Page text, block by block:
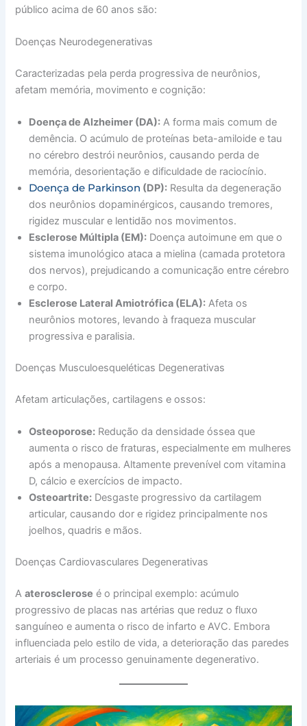
público acima de 60 anos são:
Doenças Neurodegenerativas
Caracterizadas pela perda progressiva de neurônios,
afetam memória, movimento e cognição:
Doença de Alzheimer (DA): A forma mais comum de
demência. O acúmulo de proteínas beta-amiloide e tau
no cérebro destrói neurônios, causando perda de
memória, desorientação e dificuldade de raciocínio.
Doença de Parkinson (DP): Resulta da degeneração
dos neurônios dopaminérgicos, causando tremores,
rigidez muscular e lentidão nos movimentos.
Esclerose Múltipla (EM): Doença autoimune em que o
sistema imunológico ataca a mielina (camada protetora
dos nervos), prejudicando a comunicação entre cérebro
e corpo.
Esclerose Lateral Amiotrófica (ELA): Afeta os
neurônios motores, levando à fraqueza muscular
progressiva e paralisia.
Doenças Musculoesqueléticas Degenerativas
Afetam articulações, cartilagens e ossos:
Osteoporose: Redução da densidade óssea que
aumenta o risco de fraturas, especialmente em mulheres
após a menopausa. Altamente prevenível com vitamina
D, cálcio e exercícios de impacto.
Osteoartrite: Desgaste progressivo da cartilagem
articular, causando dor e rigidez principalmente nos
joelhos, quadris e mãos.
Doenças Cardiovasculares Degenerativas
Aaterosclerose é o principal exemplo: acúmulo
progressivo de placas nas artérias que reduz o fluxo
sanguíneo e aumenta o risco de infarto e AVC. Embora
influenciada pelo estilo de vida, a deterioração das paredes
arteriais é um processo genuinamente degenerativo.